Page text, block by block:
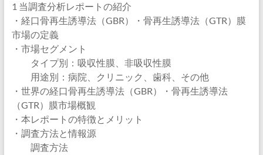
1 当調査分析レポートの紹介
・経口骨再生誘導法（GBR）・骨再生誘導法（GTR）膜
市場の定義
・市場セグメント
タイプ別：吸収性膜、非吸収性膜
用途別：病院、クリニック、歯科、その他
・世界の経口骨再生誘導法（GBR）・骨再生誘導法
（GTR）膜市場概観
・本レポートの特徴とメリット
・調査方法と情報源
調査方法